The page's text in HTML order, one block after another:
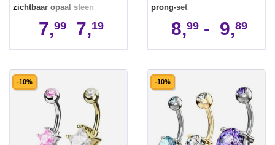
zichtbaar opaal steen
7,99 7,19
prong-set
8,99 - 9,89
-10% -10%